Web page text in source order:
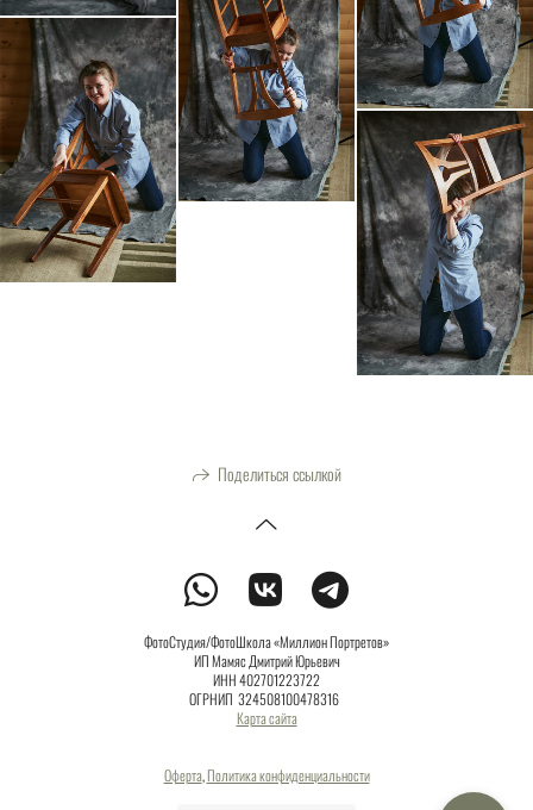
Поделиться ссылкой
ФотоСтудия/ФотоШкола «Миллион Портретов»
ИП Мамяс Дмитрий Юрьевич
ИНН 402701223722
ОГРНИП 324508100478316
Карта сайта
Оферта,Политика конфиденциальности